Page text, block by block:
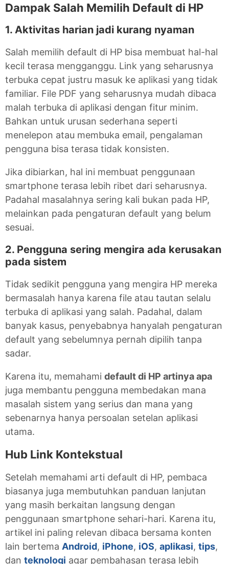
Dampak Salah Memilih Default di HP
1. Aktivitas harian jadi kurang nyaman
Salah memilih default di HP bisa membuat hal-hal
kecil terasa mengganggu. Link yang seharusnya
terbuka cepat justru masuk ke aplikasi yang tidak
familiar. File PDF yang seharusnya mudah dibaca
malah terbuka di aplikasi dengan fitur minim.
Bahkan untuk urusan sederhana seperti
menelepon atau membuka email, pengalaman
pengguna bisa terasa tidak konsisten.
Jika dibiarkan, hal ini membuat penggunaan
smartphone terasa lebih ribet dari seharusnya.
Padahal masalahnya sering kali bukan pada HP,
melainkan pada pengaturan default yang belum
sesuai.
2. Pengguna sering mengira ada kerusakan
pada sistem
Tidak sedikit pengguna yang mengira HP mereka
bermasalah hanya karena file atau tautan selalu
terbuka di aplikasi yang salah. Padahal, dalam
banyak kasus, penyebabnya hanyalah pengaturan
default yang sebelumnya pernah dipilih tanpa
sadar.
Karena itu, memahami default di HP artinya apa
juga membantu pengguna membedakan mana
masalah sistem yang serius dan mana yang
sebenarnya hanya persoalan setelan aplikasi
utama.
Hub Link Kontekstual
Setelah memahami arti default di HP, pembaca
biasanya juga membutuhkan panduan lanjutan
yang masih berkaitan langsung dengan
penggunaan smartphone sehari-hari. Karena itu,
artikel ini paling relevan dibaca bersama konten
lain bertema Android, iPhone, iOS, aplikasi, tips,
dan teknologi agar pembahasan terasa lebih